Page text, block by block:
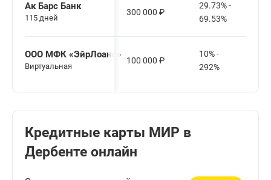
Ак Барс Банк
115 дней
300 000 ₽
29.73% -
69.53%
ООО МФК «ЭйрЛоанс»
Виртуальная
100 000 ₽
10% -
292%
Кредитные карты МИР в
Дербенте онлайн